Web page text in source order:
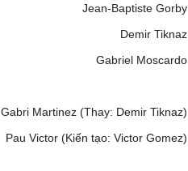
Jean-Baptiste Gorby
Demir Tiknaz
Gabriel Moscardo
Gabri Martinez (Thay: Demir Tiknaz)
Pau Victor (Kiến tạo: Victor Gomez)